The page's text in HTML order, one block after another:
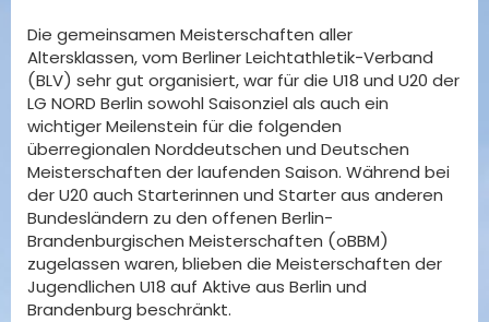
Die gemeinsamen Meisterschaften aller
Altersklassen, vom Berliner Leichtathletik-Verband
(BLV) sehr gut organisiert, war für die U18 und U20 der
LG NORD Berlin sowohl Saisonziel als auch ein
wichtiger Meilenstein für die folgenden
überregionalen Norddeutschen und Deutschen
Meisterschaften der laufenden Saison. Während bei
der U20 auch Starterinnen und Starter aus anderen
Bundesländern zu den offenen Berlin-
Brandenburgischen Meisterschaften (oBBM)
zugelassen waren, blieben die Meisterschaften der
Jugendlichen U18 auf Aktive aus Berlin und
Brandenburg beschränkt.